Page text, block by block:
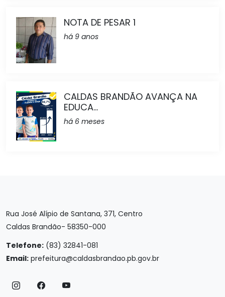
NOTA DE PESAR 1
há 9 anos
CALDAS BRANDÃO AVANÇA NA
EDUCA...
há 6 meses
Rua José Alípio de Santana, 371, Centro
Caldas Brandão- 58350-000
Telefone: (83) 32841-081
Email: prefeitura@caldasbrandao.pb.gov.br